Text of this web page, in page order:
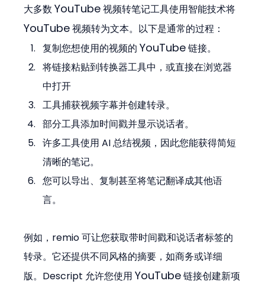
大多数 YouTube 视频转笔记工具使用智能技术将
YouTube 视频转为文本。以下是通常的过程：
复制您想使用的视频的 YouTube 链接。
将链接粘贴到转换器工具中，或直接在浏览器
中打开
工具捕获视频字幕并创建转录。
部分工具添加时间戳并显示说话者。
许多工具使用 AI 总结视频，因此您能获得简短
清晰的笔记。
您可以导出、复制甚至将笔记翻译成其他语
言。
例如，remio 可让您获取带时间戳和说话者标签的
转录。它还提供不同风格的摘要，如商务或详细
版。Descript 允许您使用 YouTube 链接创建新项